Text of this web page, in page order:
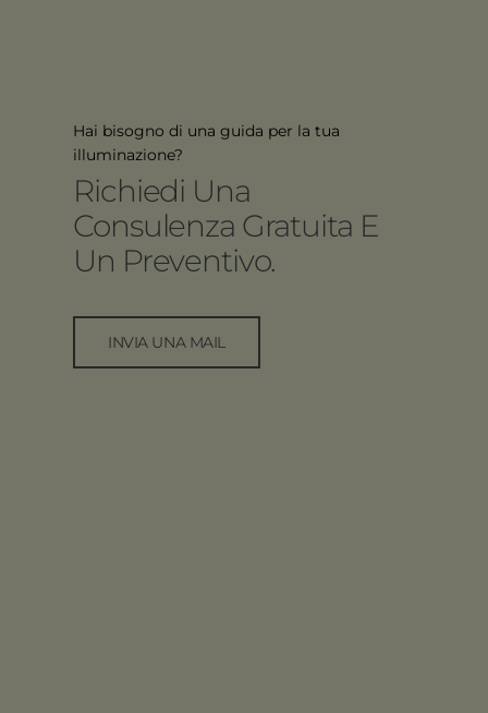
Hai bisogno di una guida per la tua
illuminazione?
Richiedi Una
Consulenza Gratuita E
Un Preventivo.
INVIA UNA MAIL